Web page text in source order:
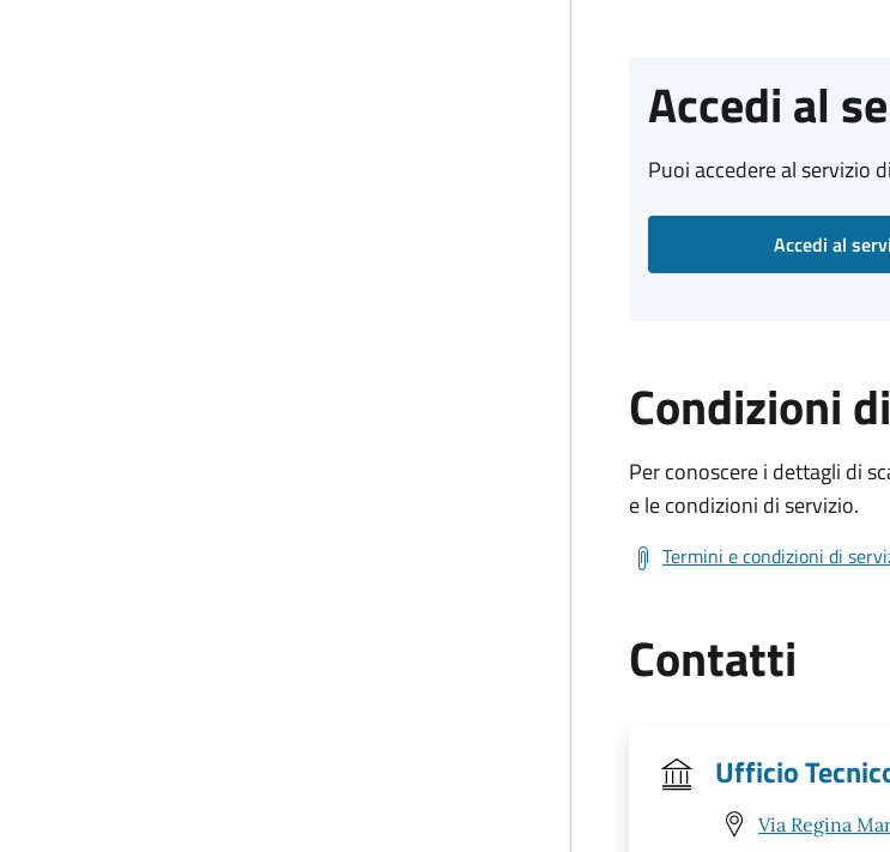
Accedi al
Puoi accedere al servizio
Accedi al
Condizioni
Per conoscere i dettagli di
e le condizioni di servizio.
Termini e condizioni di
Contatti
Ufficio
Via Regina